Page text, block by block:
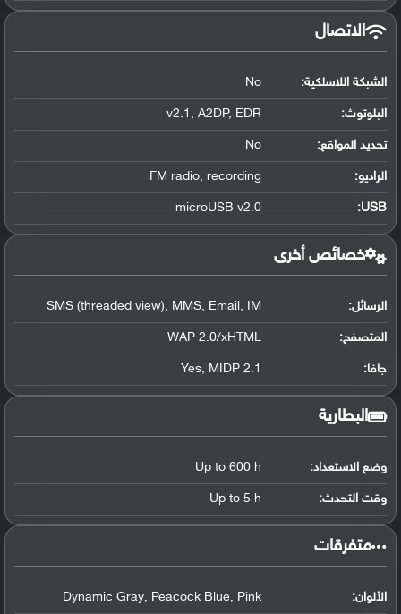
الاتصال
الشبكة اللاسلكية: No
البلوتوث:
v2.1, A2DP, EDR
تحديد المواقع:
No
الراديو: FM radio, recording
USB
:
microUSB v2.0
خصائص أخرى
الرسائل: SMS (threaded view), MMS, Email, IM
المتصفح: WAP 2.0/xHTML
جافا: Yes, MIDP 2.1
البطارية
وضع الاستعداد: Up to 600 h
وقت التحدث: Up to 5 h
‏متفرقات‏
الألوان: Dynamic Gray, Peacock Blue, Pink